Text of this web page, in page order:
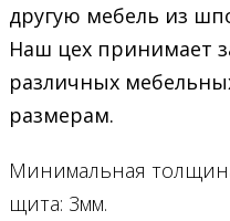
другую мебель из
Наш цех принимает
различных
размерам.
Минимальная
щита: 3мм.